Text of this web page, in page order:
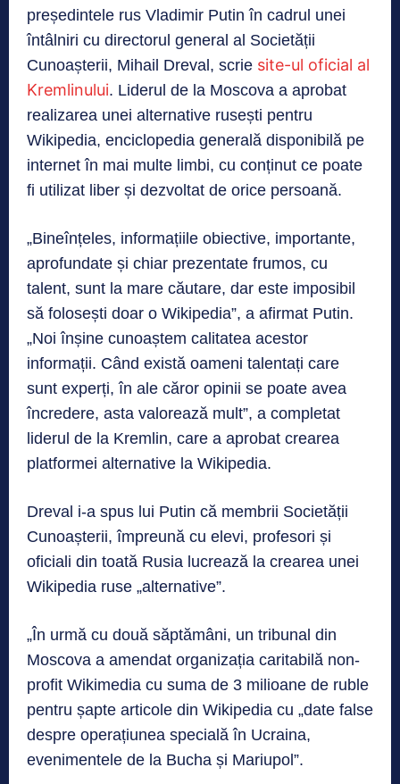
președintele rus Vladimir Putin în cadrul unei
întâlniri cu directorul general al Societății
Cunoașterii, Mihail Dreval, scrie site-ul oficial al
Kremlinului. Liderul de la Moscova a aprobat
realizarea unei alternative rusești pentru
Wikipedia, enciclopedia generală disponibilă pe
internet în mai multe limbi, cu conținut ce poate
fi utilizat liber și dezvoltat de orice persoană.
„Bineînțeles, informațiile obiective, importante,
aprofundate și chiar prezentate frumos, cu
talent, sunt la mare căutare, dar este imposibil
să folosești doar o Wikipedia”, a afirmat Putin.
„Noi înșine cunoaștem calitatea acestor
informații. Când există oameni talentați care
sunt experți, în ale căror opinii se poate avea
încredere, asta valorează mult”, a completat
liderul de la Kremlin, care a aprobat crearea
platformei alternative la Wikipedia.
Dreval i-a spus lui Putin că membrii Societății
Cunoașterii, împreună cu elevi, profesori și
oficiali din toată Rusia lucrează la crearea unei
Wikipedia ruse „alternative”.
„În urmă cu două săptămâni, un tribunal din
Moscova a amendat organizația caritabilă non-
profit Wikimedia cu suma de 3 milioane de ruble
pentru șapte articole din Wikipedia cu „date false
despre operațiunea specială în Ucraina,
evenimentele de la Bucha și Mariupol”.